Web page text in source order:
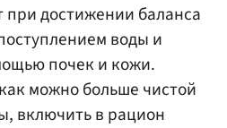
при достижении баланса
воды и
почек и кожи.
можно больше чистой
включить в рацион